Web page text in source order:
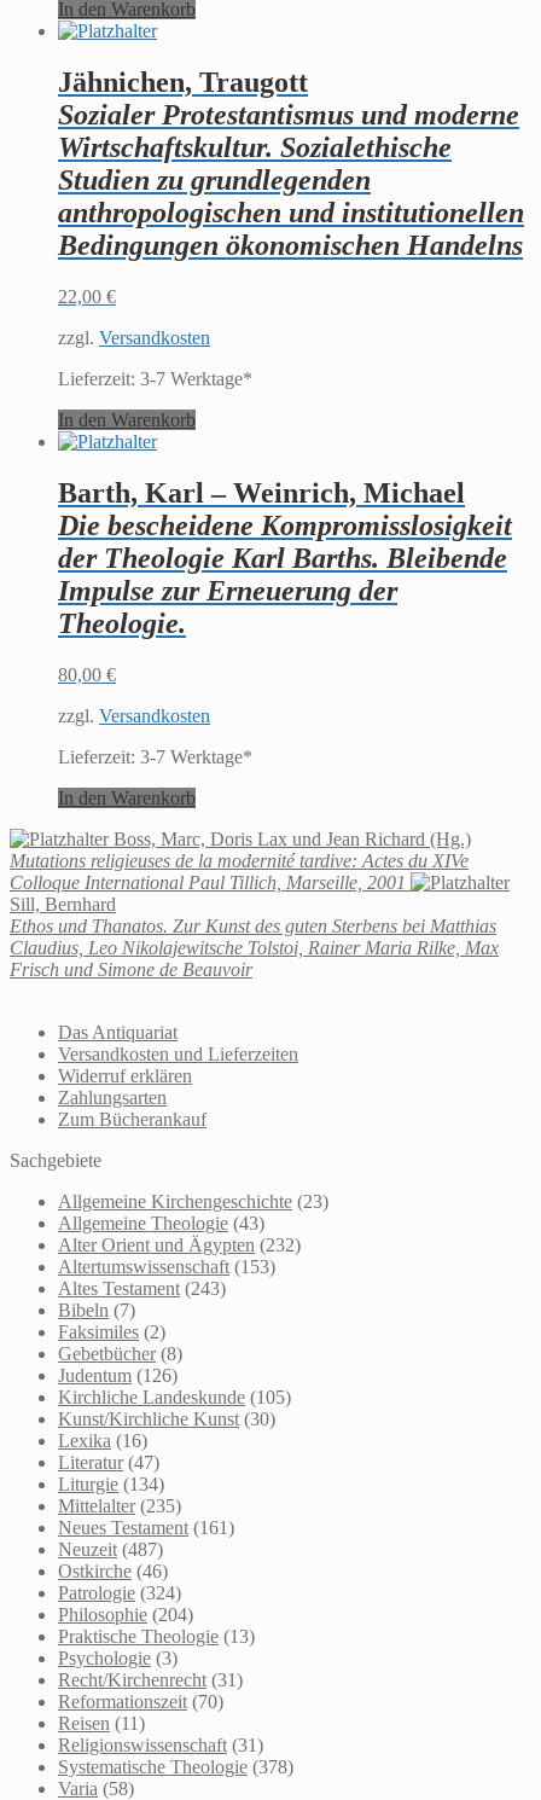
In den Warenkorb
Jähnichen, Traugott
Sozialer Protestantismus und moderne
Wirtschaftskultur. Sozialethische
Studien zu grundlegenden
anthropologischen und institutionellen
Bedingungen ökonomischen Handelns
22,00 €
zzgl. Versandkosten
Lieferzeit: 3-7 Werktage*
In den Warenkorb
Barth, Karl – Weinrich, Michael
Die bescheidene Kompromisslosigkeit
der Theologie Karl Barths. Bleibende
Impulse zur Erneuerung der
Theologie.
80,00 €
zzgl. Versandkosten
Lieferzeit: 3-7 Werktage*
In den Warenkorb
Boss, Marc, Doris Lax und Jean Richard (Hg.)
Mutations religieuses de la modernité tardive: Actes du XIVe
Colloque International Paul Tillich, Marseille, 2001
Sill, Bernhard
Ethos und Thanatos. Zur Kunst des guten Sterbens bei Matthias
Claudius, Leo Nikolajewitsche Tolstoi, Rainer Maria Rilke, Max
Frisch und Simone de Beauvoir
Das Antiquariat
Versandkosten und Lieferzeiten
Widerruf erklären
Zahlungsarten
Zum Bücherankauf
Sachgebiete
Allgemeine Kirchengeschichte (23)
Allgemeine Theologie (43)
Alter Orient und Ägypten (232)
Altertumswissenschaft (153)
Altes Testament (243)
Bibeln (7)
Faksimiles (2)
Gebetbücher (8)
Judentum (126)
Kirchliche Landeskunde (105)
Kunst/Kirchliche Kunst (30)
Lexika (16)
Literatur (47)
Liturgie (134)
Mittelalter (235)
Neues Testament (161)
Neuzeit (487)
Ostkirche (46)
Patrologie (324)
Philosophie (204)
Praktische Theologie (13)
Psychologie (3)
Recht/Kirchenrecht (31)
Reformationszeit (70)
Reisen (11)
Religionswissenschaft (31)
Systematische Theologie (378)
Varia (58)